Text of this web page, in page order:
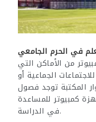
في الحرم الجامعي
من الأماكن التي
الجماعية أو
المكتبة توجد فصول
كمبيوتر للمساعدة
في الدراسة.